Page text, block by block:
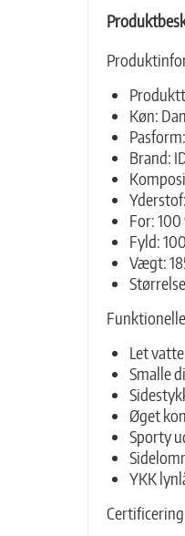
Køn:
Brand:
For:
Fyld:
Vægt:
Let
Smalle
Øget
Sporty
YKK
Certificering